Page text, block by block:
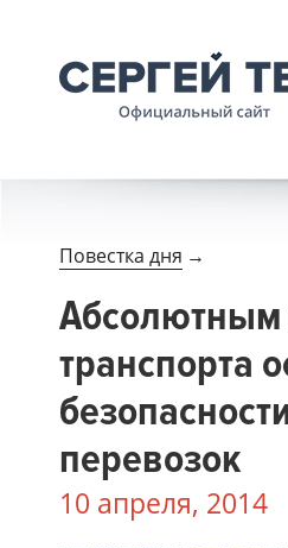
Повестка дня →
Абсолютным
транспорта
перевозок
10 апреля, 2014